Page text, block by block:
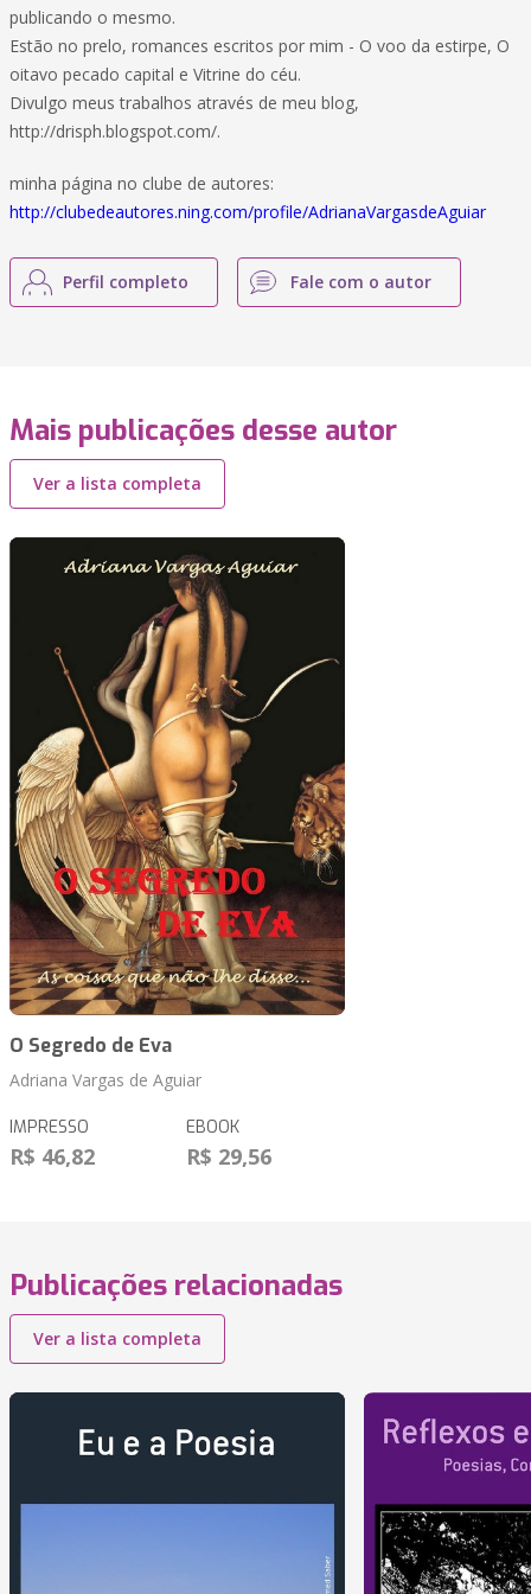
publicando o mesmo.
Estão no prelo, romances escritos por mim - O voo da estirpe, O
oitavo pecado capital e Vitrine do céu.
Divulgo meus trabalhos através de meu blog,
http://drisph.blogspot.com/.
minha página no clube de autores:
http://clubedeautores.ning.com/profile/AdrianaVargasdeAguiar
Perfil completo Fale com o autor
Mais publicações desse autor
Ver a lista completa
O Segredo de Eva
Adriana Vargas de Aguiar
IMPRESSO
R$ 46,82
EBOOK
R$ 29,56
Publicações relacionadas
Ver a lista completa